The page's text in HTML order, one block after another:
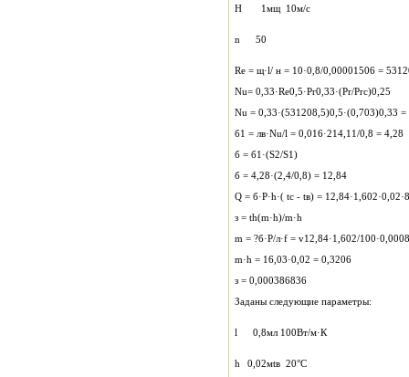
H 1мщ 10м/с
n 50
Re = щ·l/ н = 10·0,8/0,00001506 =
Nu= 0,33·Re0,5·Pr0,33·(Pr/Prс)0,25
Nu = 0,33·(531208,5)0,5·(0,703)0,33 =
б1 = лв·Nu/l = 0,016·214,11/0,8 = 4,28
б = б1·(S2/S1)
б = 4,28·(2,4/0,8) = 12,84
Q = б·P·h·( tс - tв) =
з = th(m·h)/m·h
m = ?б·P/л·f = v12,84·1,602/
m·h = 16,03·0,02 = 0,3206
з = 0,000386836
Заданы следующие параметры:
l 0,8мл 100Вт/м·К
h 0,02мtв 20°С